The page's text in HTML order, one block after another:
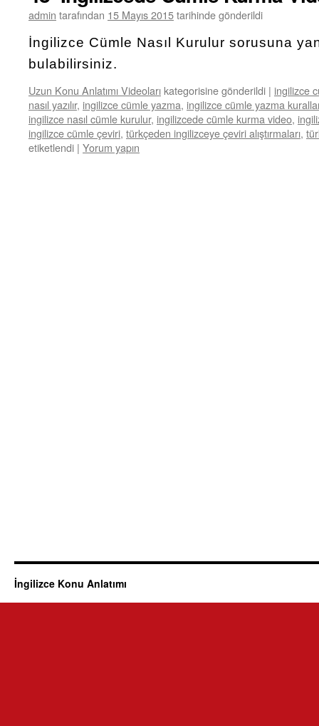
admin tarafından 15 Mayıs 2015tarihinde gönderildi
İngilizce Cümle Nasıl Kurulur sorusuna
bulabilirsiniz.
Uzun Konu Anlatımı Videoları kategorisine gönderildi | ingilizce
nasıl yazılır, ingilizce cümle yazma, ingilizce cümle yazma
ingilizce nasıl cümle kurulur, ingilizcede cümle kurma video,
ingilizce cümle çeviri, türkçeden ingilizceye çeviri alıştırmaları,
etiketlendi | Yorum yapın
İngilizce Konu Anlatımı